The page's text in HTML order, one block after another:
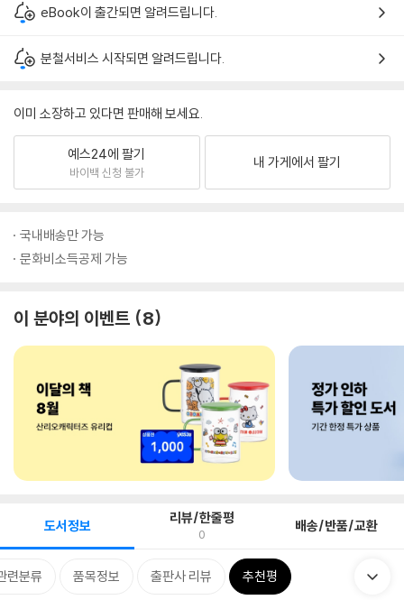
eBook이 출간되면 알려드립니다.
분철서비스 시작되면 알려드립니다.
이미 소장하고 있다면 판매해 보세요.
예스24에 팔기
바이백 신청 불가
내 가게에서 팔기
국내배송만 가능
문화비소득공제 가능
이 분야의 이벤트 8
도서정보 리뷰/한줄평
0 배송/반품/교환
련분류 품목정보 출판사 리뷰 추천평